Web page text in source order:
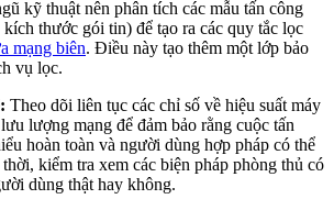
kỹ thuật nên phân tích các mẫu tấn công
thước gói tin) để tạo ra các quy tắc lọc
mạng biên. Điều này tạo thêm một lớp bảo
vụ lọc.
Theo dõi liên tục các chỉ số về hiệu suất máy
lượng mạng để đảm bảo rằng cuộc tấn
hoàn toàn và người dùng hợp pháp có thể
kiểm tra xem các biện pháp phòng thủ có
dùng thật hay không.